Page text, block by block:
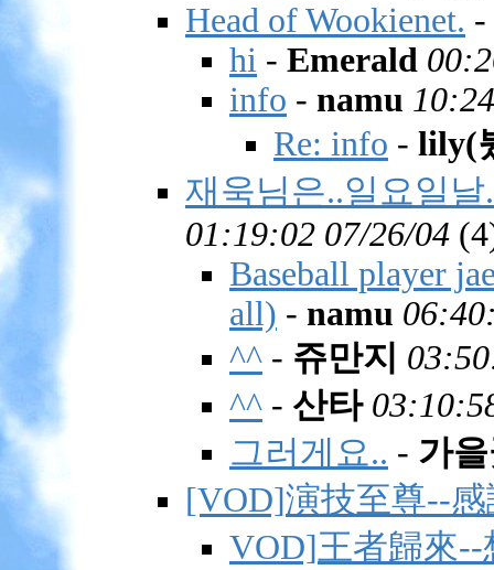
Head of Wookienet. -
hi - Emerald
info - namu
Re: info - lily(
재욱님은..일요일
01:19:02 07/26/04 (
Baseball player
all) - namu
^^ - 쥬만지
^^ - 산타
그러게요.. - 가
[VOD]演技至尊--
VOD]王者歸來